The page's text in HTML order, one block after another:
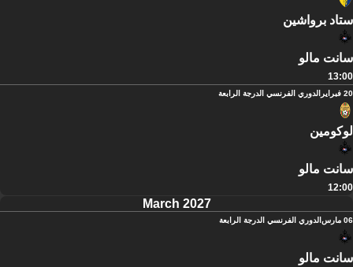
ستاد برواشين
سانت مالو
13:00
20 فبراير الدوري الفرنسي الدرجة الرابعة
لوكومين
سانت مالو
12:00
March 2027
06 مارس الدوري الفرنسي الدرجة الرابعة
سانت مالو